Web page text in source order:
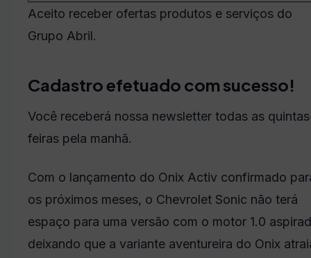
Aceito receber ofertas produtos e serviços do
Grupo Abril.
Cadastro efetuado com sucesso!
Você receberá nossa newsletter todas as
feiras pela manhã.
Com o lançamento do Onix Activ confirmado
os próximos meses, o Chevrolet Sonic não terá
espaço para uma versão com o motor 1.0
deixando que a variante aventureira do Onix